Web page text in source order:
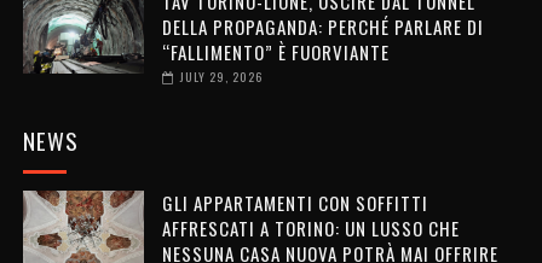
DELLA PROPAGANDA: PERCHÉ PARLARE DI
“FALLIMENTO” È FUORVIANTE
JULY 29, 2026
NEWS
GLI APPARTAMENTI CON SOFFITTI
AFFRESCATI A TORINO: UN LUSSO CHE
NESSUNA CASA NUOVA POTRÀ MAI OFFRIRE